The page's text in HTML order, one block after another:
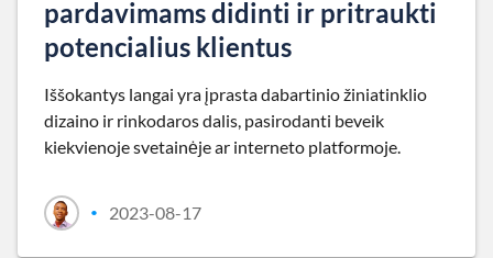
pardavimams didinti ir pritraukti
potencialius klientus
Iššokantys langai yra įprasta dabartinio žiniatinklio
dizaino ir rinkodaros dalis, pasirodanti beveik
kiekvienoje svetainėje ar interneto platformoje.
• 2023-08-17